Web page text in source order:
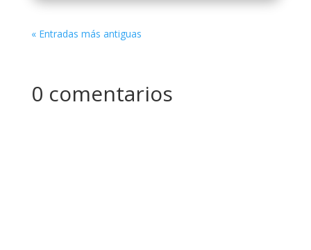
« Entradas más antiguas
0 comentarios